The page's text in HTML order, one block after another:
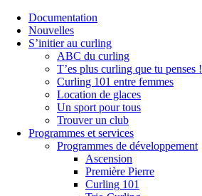
Documentation
Nouvelles
S’initier au curling
ABC du curling
T’es plus curling que tu penses !
Curling 101 entre femmes
Location de glaces
Un sport pour tous
Trouver un club
Programmes et services
Programmes de développement
Ascension
Première Pierre
Curling 101